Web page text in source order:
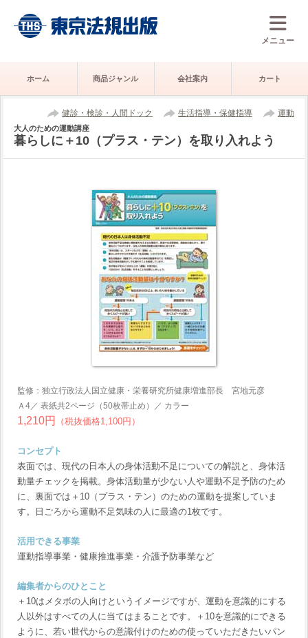
メニュー
ホーム 商品ジャンル 会社案内 カート
健診・検診・人間ドック 生活指導・保健指導 運動
大人のための運動講座
暮らしに＋10（プラス・テン）を取り入れよう
監修：独立行政法人国立健康・栄養研究所健康増進部長 宮地元彦
Ａ4／ 表紙共2ページ（50枚帯止め）／ カラー
1,210円 （税抜価格1,100円）
コンセプト
表面では、現代の日本人の身体活動不足についての解説と、身体活
動量チェックを掲載。身体活動量が少ない人や運動不足予防のため
に、裏面では＋10（プラス・テン）のための運動を提案していま
す。日ごろから運動不足気味の人に最適の1枚です。
活用できる事業
運動指導事業・健康推進事業・介護予防事業など
編集者からのひとこと
＋10はメタボの人向けというイメージですが、運動を意識的にする
人以外はすべての人に当てはまることです。＋10を意識的にできる
ように、若い世代からの意識付けのための使っていただきたいパン